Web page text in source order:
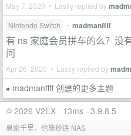
May 7, 2020 • Lastly replied by
Nintendo Switch • madmanffff
有 ns 家庭会员拼车的么？没
问
Apr 26, 2020 • Lastly replied by
» madmanffff 创建的更多主题
© 2026 V2EX · 13ms · 3.9.8.5
离家千里，也能秒连 NAS